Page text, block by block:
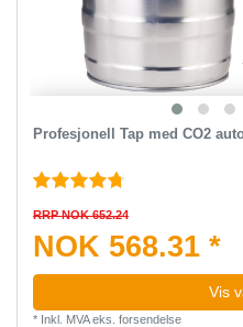
Profesjonell Tap med CO2
RRP NOK 652.24
NOK 568.31 *
Vis
* Inkl. MVAeks. forsendelse